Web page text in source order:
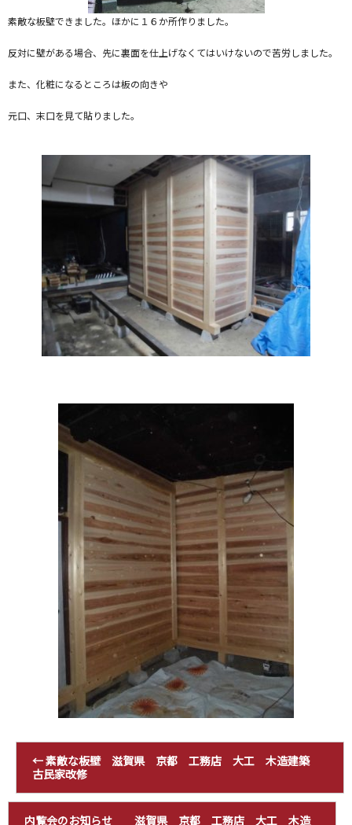
素敵な板壁できました。ほかに１６か所作りました。
反対に壁がある場合、先に裏面を仕上げなくてはいけないので苦労しました。
また、化粧になるところは板の向きや
元口、末口を見て貼りました。
←素敵な板壁 滋賀県 京都 工務店 大工 木造建築
古民家改修
内覧会のお知らせ 滋賀県 京都 工務店 大工 木造